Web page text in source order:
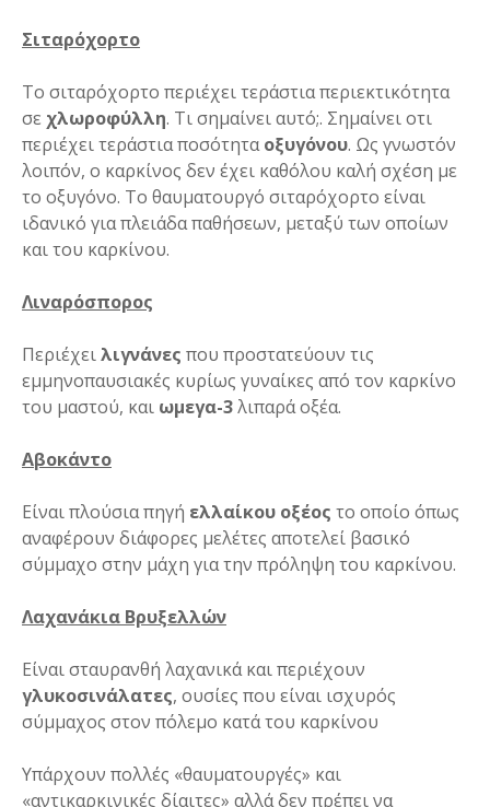
Σιταρόχορτο
Το σιταρόχορτο περιέχει τεράστια περιεκτικότητα
σε χλωροφύλλη. Τι σημαίνει αυτό;. Σημαίνει οτι
περιέχει τεράστια ποσότηταοξυγόνου. Ως γνωστόν
λοιπόν, ο καρκίνος δεν έχει καθόλου καλή σχέση με
το οξυγόνο. Το θαυματουργό σιταρόχορτο είναι
ιδανικό για πλειάδα παθήσεων, μεταξύ των οποίων
και του καρκίνου.
Λιναρόσπορος
Περιέχειλιγνάνες που προστατεύουν τις
εμμηνοπαυσιακές κυρίως γυναίκες από τον καρκίνο
του μαστού, και ωμεγα-3λιπαρά οξέα.
Αβοκάντο
Είναι πλούσια πηγή ελλαίκου οξέος το οποίο όπως
αναφέρουν διάφορες μελέτες αποτελεί βασικό
σύμμαχο στην μάχη για την πρόληψη του καρκίνου.
Λαχανάκια Βρυξελλών
Είναι σταυρανθή λαχανικά και περιέχουν
γλυκοσινάλατες, ουσίες που είναι ισχυρός
σύμμαχος στον πόλεμο κατά του καρκίνου
Υπάρχουν πολλές «θαυματουργές» και
«αντικαρκινικές δίαιτες» αλλά δεν πρέπει να